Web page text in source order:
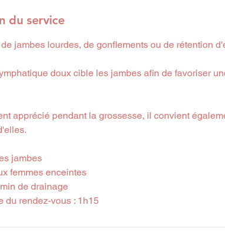
du service
jambes lourdes, de gonflements ou de rétention
doux cible les jambes afin de favoriser
apprécié pendant la grossesse, il convient
jambes
femmes enceintes
de drainage
du rendez-vous : 1h15